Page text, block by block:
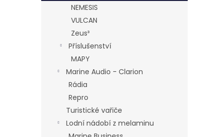
NEMESIS
VULCAN
Zeus³
Příslušenství
MAPY
Marine Audio - Clarion
Rádia
Repro
Turistické vařiče
Lodní nádobí z melaminu